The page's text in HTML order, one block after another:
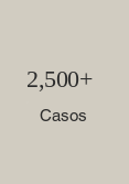
Casos
2,500+